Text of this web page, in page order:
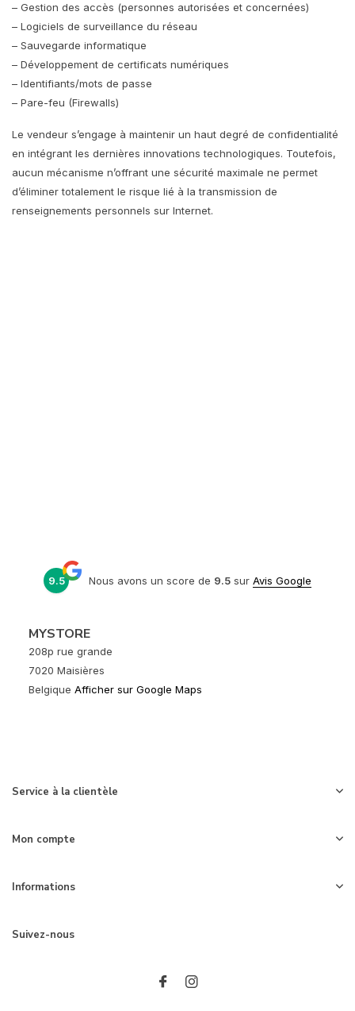
– Gestion des accès (personnes autorisées et concernées)
– Logiciels de surveillance du réseau
– Sauvegarde informatique
– Développement de certificats numériques
– Identifiants/mots de passe
– Pare-feu (Firewalls)
Le vendeur s’engage à maintenir un haut degré de confidentialité
en intégrant les dernières innovations technologiques. Toutefois,
aucun mécanisme n’offrant une sécurité maximale ne permet
d’éliminer totalement le risque lié à la transmission de
renseignements personnels sur Internet.
9.5 Nous avons un score de 9.5 sur Avis Google
MYSTORE
208p rue grande
7020 Maisières
Belgique Afficher sur Google Maps
Service à la clientèle
Mon compte
Informations
Suivez-nous